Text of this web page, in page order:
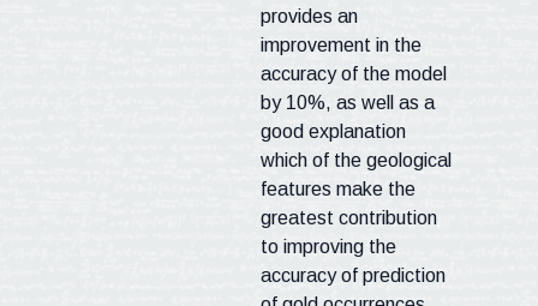
provides an
improvement in the
accuracy of the model
by 10%, as well as a
good explanation
which of the geological
features make the
greatest contribution
to improving the
accuracy of prediction